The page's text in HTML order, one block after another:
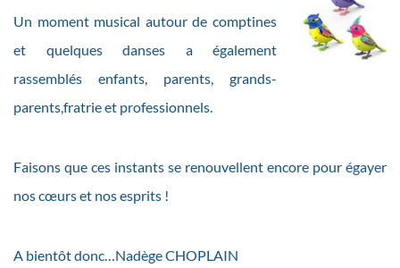
Un moment musical autour de comptines
et quelques danses a également
rassemblés enfants, parents, grands-
parents,fratrie et professionnels.
Faisons que ces instants se renouvellent encore pour égayer
nos cœurs et nos esprits !
A bientôt donc…Nadège CHOPLAIN